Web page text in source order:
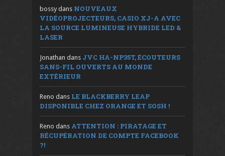
bossy dans NOUVEAUX
VIDÉOPROJECTEURS, CASIO XJ-A AVEC
LA SOURCE LUMINEUSE HYBRIDE LED &
LASER
Jonathan dans JVC HA-NP35T, ÉCOUTEURS
SANS-FIL OUVERTS AU MONDE
EXTÉRIEUR
Reno dans LE BLACKBERRY LEAP
DISPONIBLE CHEZ ORANGE ET SOSH !
Reno dans ATTENTION : PIRATAGE ET
RÉCUPÉRATION DE COMPTE FACEBOOK
?!